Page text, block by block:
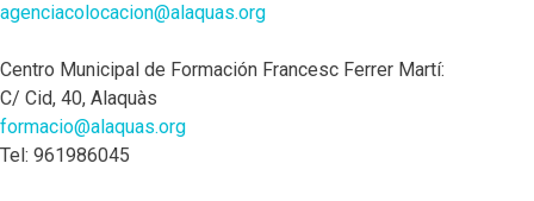
agenciacolocacion@alaquas.org
Centro Municipal de Formación Francesc Ferrer Martí:
C/ Cid, 40, Alaquàs
formacio@alaquas.org
Tel: 961986045